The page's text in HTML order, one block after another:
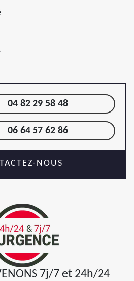
04 82 29 58 48
06 64 57 62 86
NOUS
7j/7 et 24h/24